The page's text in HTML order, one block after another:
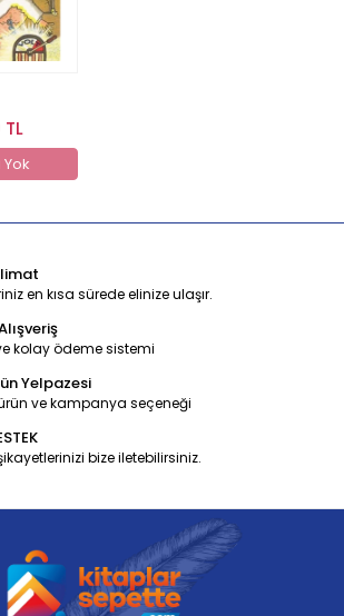
en kısa sürede elinize ulaşır.
kolay ödeme sistemi
Yelpazesi
ve kampanya seçeneği
bize iletebilirsiniz.